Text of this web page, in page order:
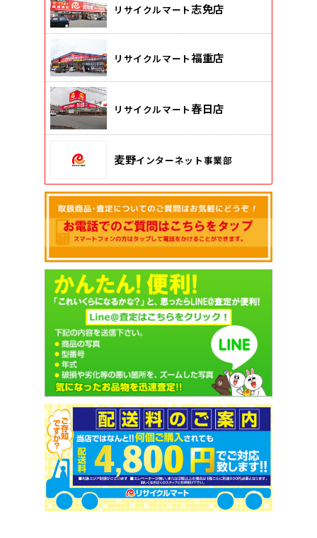
リサイクルマート志免店
リサイクルマート福重店
リサイクルマート春日店
麦野インターネット事業部